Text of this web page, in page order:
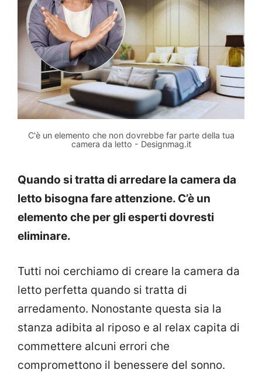
C'è un elemento che non dovrebbe far parte della tua
camera da letto - Designmag.it
Quando si tratta di arredare la camera da
letto bisogna fare attenzione. C’è un
elemento che per gli esperti dovresti
eliminare.
Tutti noi cerchiamo di creare la camera da
letto perfetta quando si tratta di
arredamento. Nonostante questa sia la
stanza adibita al riposo e al relax capita di
commettere alcuni errori che
compromettono il benessere del sonno.